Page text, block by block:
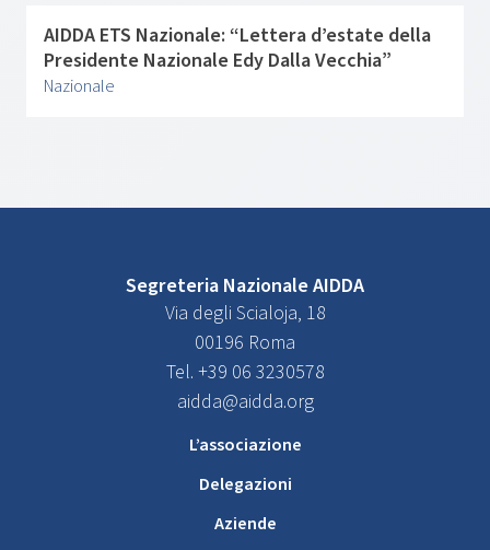
AIDDA ETS Nazionale: “Lettera d’estate della
Presidente Nazionale Edy Dalla Vecchia”
Nazionale
Segreteria Nazionale AIDDA
Via degli Scialoja, 18
00196 Roma
Tel. +39 06 3230578
aidda@aidda.org
L’associazione
Delegazioni
Aziende